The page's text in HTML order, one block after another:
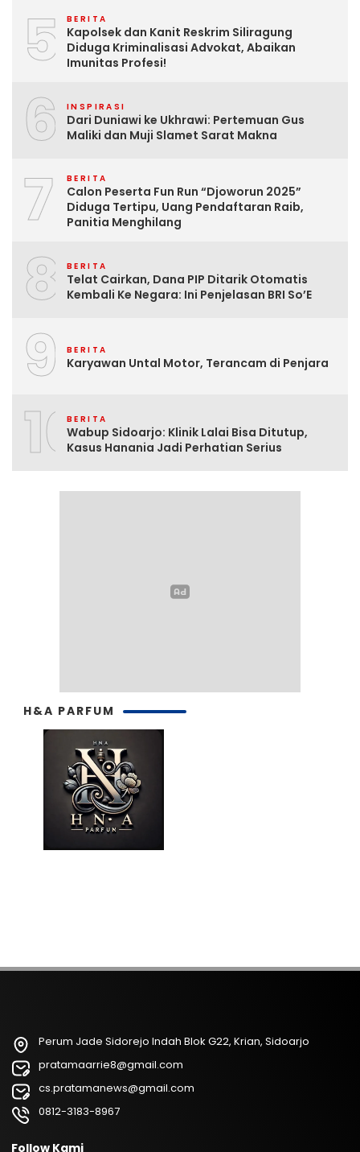
5 BERITA
Kapolsek dan Kanit Reskrim Siliragung
Diduga Kriminalisasi Advokat, Abaikan
Imunitas Profesi!
6 INSPIRASI
Dari Duniawi ke Ukhrawi: Pertemuan Gus
Maliki dan Muji Slamet Sarat Makna
7 BERITA
Calon Peserta Fun Run “Djoworun 2025”
Diduga Tertipu, Uang Pendaftaran Raib,
Panitia Menghilang
8 BERITA
Telat Cairkan, Dana PIP Ditarik Otomatis
Kembali Ke Negara: Ini Penjelasan BRI So’E
9 BERITA
Karyawan Untal Motor, Terancam di Penjara
10BERITA
Wabup Sidoarjo: Klinik Lalai Bisa Ditutup,
Kasus Hanania Jadi Perhatian Serius
H&A PARFUM
Perum Jade Sidorejo Indah Blok G22, Krian, Sidoarjo
pratamaarrie8@gmail.com
cs.pratamanews@gmail.com
0812-3183-8967
Follow Kami